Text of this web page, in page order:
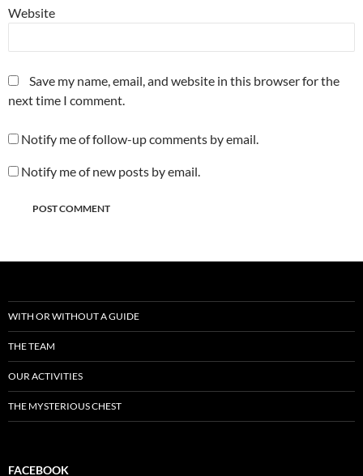
Website
Save my name, email, and website in this browser for the
next time I comment.
Notify me of follow-up comments by email.
Notify me of new posts by email.
WITH OR WITHOUT A GUIDE
THE TEAM
OUR ACTIVITIES
THE MYSTERIOUS CHEST
FACEBOOK